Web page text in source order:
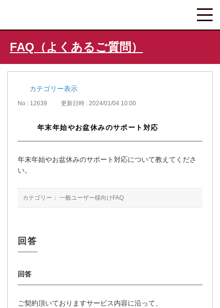
FAQ（よくあるご質問）
カテゴリー表示
No : 12639 更新日時 : 2024/01/04 10:00
年末年始やお盆休みのサポート対応
年末年始やお盆休みのサポート対応について教えてくださ
い。
カテゴリー： 一般ユーザー様向けFAQ
ご契約頂いておりますサービス内容に沿って、